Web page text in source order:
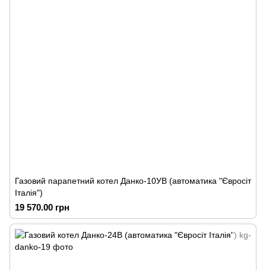
Газовий парапетний котел Данко-10УВ (автоматика "Євросіт
Італія")
19 570.00 грн